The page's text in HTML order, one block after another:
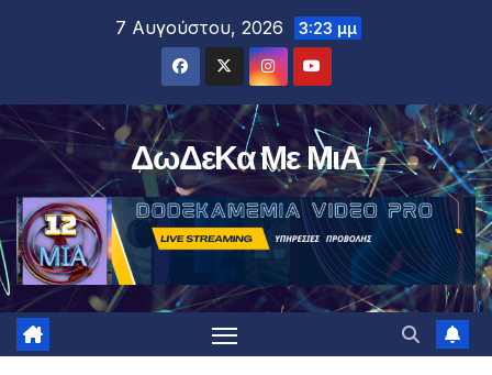
7 Αυγούστου, 2026 3:23 μμ
ΔωΔεΚα Με ΜιΑ